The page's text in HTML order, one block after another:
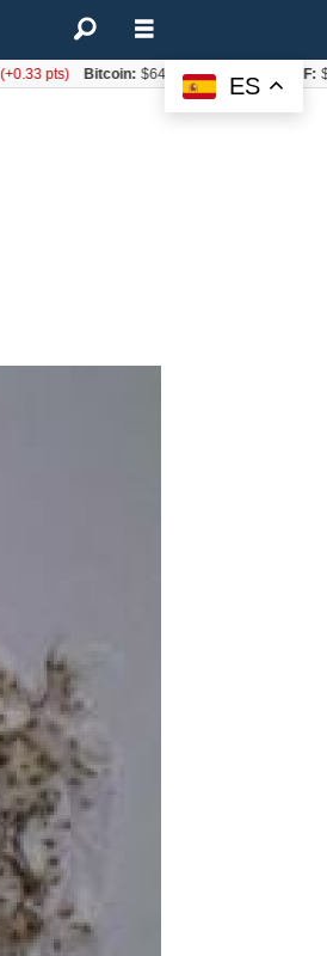
ES
pts) Bitcoin: $64.600,08 (+2.93%)